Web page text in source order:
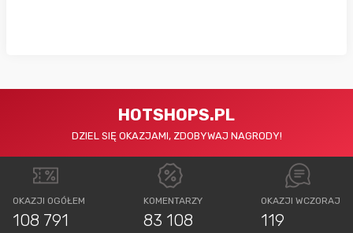
HOTSHOPS.PL
DZIEL SIĘ OKAZJAMI, ZDOBYWAJ NAGRODY!
OKAZJI OGÓŁEM
108 791
KOMENTARZY
83 108
OKAZJI WCZORAJ
119